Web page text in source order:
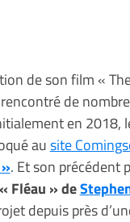
de son film «
de
en 2018,
ausite
. Et son précédent
« Fléau » de
depuis près